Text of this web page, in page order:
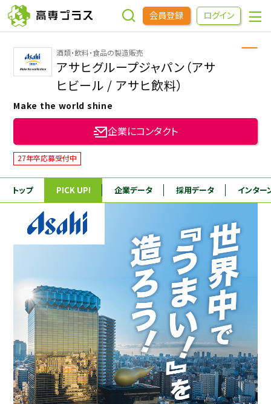
会員登録 ログイン
企業をさがす
進学先をさがす
インターンシップ・イベントをさがす
高専OBOGをさがす
高専プラスセミナー
高専生コミュニティ
本科5年生・専攻科2年生向け 採用継続中の企業特集
酒類・飲料・食品の製造販売
アサヒグループジャパン（アサ
ヒビール / アサヒ飲料）
Make the world shine
企業にコンタクト
27年卒応募受付中
トップ PICK UP! 企業データ 採用データ インター